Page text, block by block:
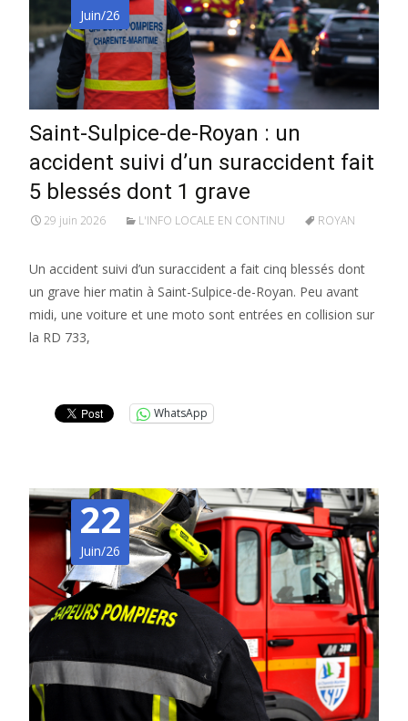
Juin/26
Saint-Sulpice-de-Royan : un
accident suivi d’un suraccident fait
5 blessés dont 1 grave
29 juin 2026 L'INFO LOCALE EN CONTINU ROYAN
Un accident suivi d’un suraccident a fait cinq blessés dont
un grave hier matin à Saint-Sulpice-de-Royan. Peu avant
midi, une voiture et une moto sont entrées en collision sur
la RD 733,
WhatsApp
22
Juin/26